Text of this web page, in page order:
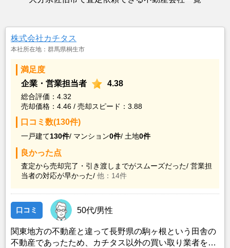
株式会社カチタス
本社所在地：群馬県桐生市
満足度
企業・営業担当者
4.38
総合評価：4.32
売却価格：4.46 / 売却スピード：3.88
口コミ数(130件)
一戸建て130件/ マンション0件/ 土地0件
良かった点
査定から売却完了・引き渡しまでがスムーズだった/ 営業担
当者の対応が早かった/ 他：14件
口コミ 50代/男性
関東地方の不動産と違って長野県の駒ヶ根という田舎の
不動産であったため、カチタス以外の買い取り業者をみ